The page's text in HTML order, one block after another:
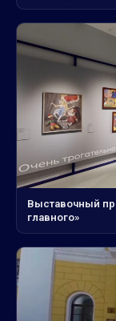
Выставочный
главного»